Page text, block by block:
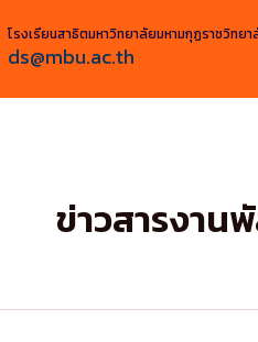
to
content
โรงเรียนสาธิตมหาวิทยาลัยมหามกุฏราชวิทยา
ds@mbu.ac.th
ข่าวสารงาน